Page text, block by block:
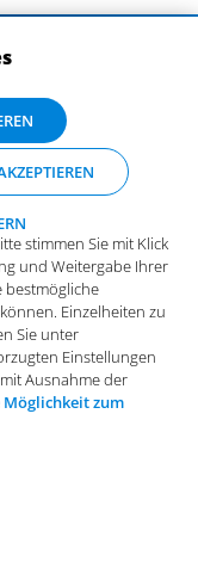
Kontakt
stimmen Sie mit Klick
und Weitergabe Ihrer
bestmögliche
Einzelheiten zu
Sie unter
Einstellungen
Ausnahme der
zum
stimmen Sie mit Klick
und Weitergabe Ihrer
bestmögliche
Einzelheiten zu
Sie unter
Einstellungen
Ausnahme der
zum
für die einwandfreie
um das